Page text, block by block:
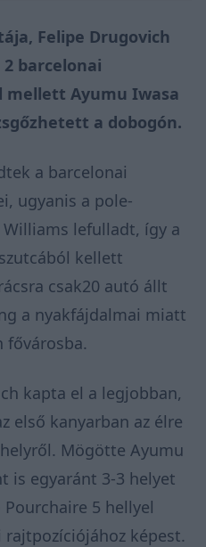
Felipe Drugovich
barcelonai
Ayumu Iwasa
a dobogón.
a barcelonai
ugyanis a pole-
lefulladt, így a
kellett
csak20 autó állt
a nyakfájdalmai miatt
fővárosba.
kapta el a legjobban,
első kanyarban az élre
Mögötte Ayumu
is egyaránt 3-3 helyet
5 hellyel
képest.